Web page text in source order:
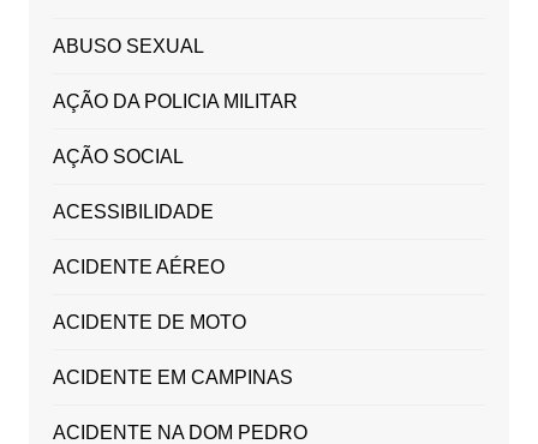
ABUSO SEXUAL
AÇÃO DA POLICIA MILITAR
AÇÃO SOCIAL
ACESSIBILIDADE
ACIDENTE AÉREO
ACIDENTE DE MOTO
ACIDENTE EM CAMPINAS
ACIDENTE NA DOM PEDRO